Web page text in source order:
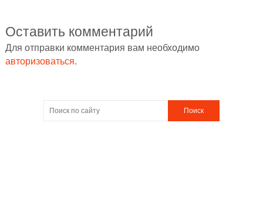
Оставить комментарий
Для отправки комментария вам необходимо
авторизоваться.